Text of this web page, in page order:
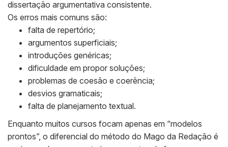
dissertação argumentativa consistente.
Os erros mais comuns são:
falta de repertório;
argumentos superficiais;
introduções genéricas;
dificuldade em propor soluções;
problemas de coesão e coerência;
desvios gramaticais;
falta de planejamento textual.
Enquanto muitos cursos focam apenas em “modelos
prontos”, o diferencial do método do Mago da Redação é